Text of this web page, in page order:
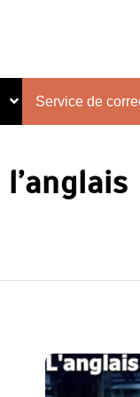
Service de